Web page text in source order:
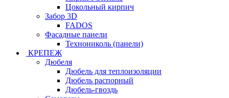
Цокольный кирпич
Забор 3D
FADOS
Фасадные панели
Технониколь (панели)
КРЕПЕЖ
Дюбеля
Дюбель для теплоизоляции
Дюбель распорный
Дюбель-гвоздь